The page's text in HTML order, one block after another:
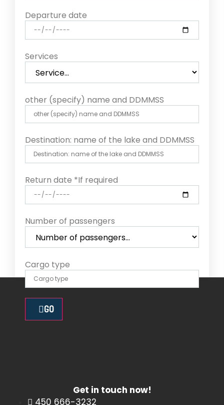
Departure date
Services
other (specify) name and DDMMSS
Destination: name of the lake and DDMMSS
Return date *If required
Number of passengers
Cargo type
GO
Get in touch now!
450 666-3232